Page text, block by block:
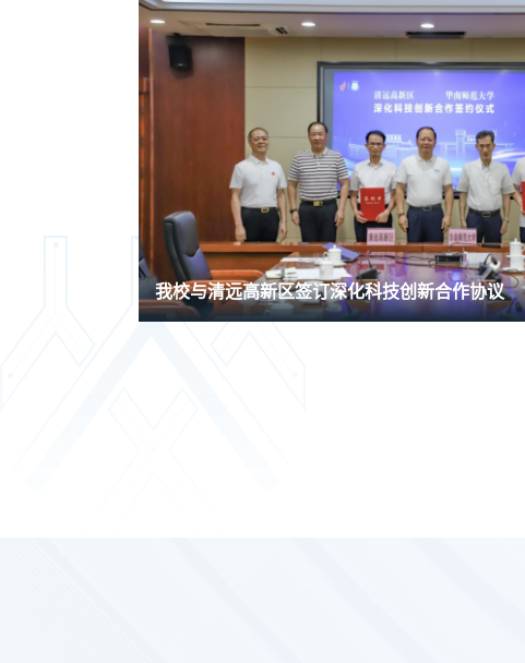
我校与清远高新区签订深化科技创新合作协议